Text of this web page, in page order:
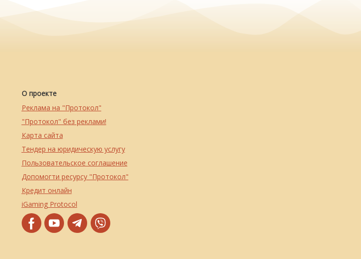
О проекте
Реклама на "Протокол"
"Протокол" без реклами!
Карта сайта
Тендер на юридическую услугу
Пользовательское соглашение
Допомогти ресурсу "Протокол"
Кредит онлайн
iGaming Protocol